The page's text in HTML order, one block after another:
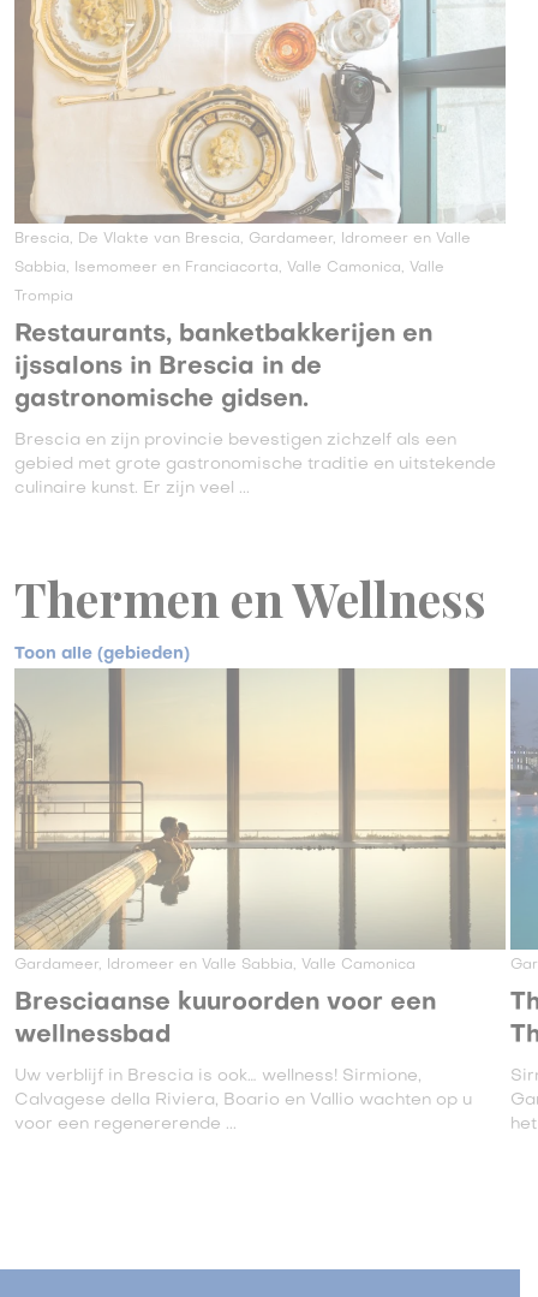
Brescia, De Vlakte van Brescia, Gardameer, Idromeer en Valle
Sabbia, Isemomeer en Franciacorta, Valle Camonica, Valle
Trompia
Restaurants, banketbakkerijen en
ijssalons in Brescia in de
gastronomische gidsen.
Brescia en zijn provincie bevestigen zichzelf als een
gebied met grote gastronomische traditie en uitstekende
culinaire kunst. Er zijn veel ...
Thermen en Wellness
Toon alle (gebieden)
Gardameer, Idromeer en Valle Sabbia, Valle Camonica
Bresciaanse kuuroorden voor een
wellnessbad
Uw verblijf in Brescia is ook… wellness! Sirmione,
Calvagese della Riviera, Boario en Vallio wachten op u
voor een regenererende ...